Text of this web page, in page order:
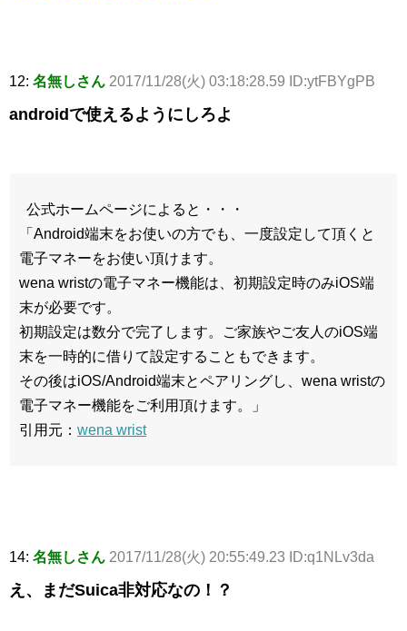
12: 名無しさん 2017/11/28(火) 03:18:28.59 ID:ytFBYgPB
androidで使えるようにしろよ
公式ホームページによると・・・
「Android端末をお使いの方でも、一度設定して頂くと
電子マネーをお使い頂けます。
wena wristの電子マネー機能は、初期設定時のみiOS端
末が必要です。
初期設定は数分で完了します。ご家族やご友人のiOS端
末を一時的に借りて設定することもできます。
その後はiOS/Android端末とペアリングし、wena wristの
電子マネー機能をご利用頂けます。」
引用元： wena wrist
14: 名無しさん 2017/11/28(火) 20:55:49.23 ID:q1NLv3da
え、まだSuica非対応なの！？